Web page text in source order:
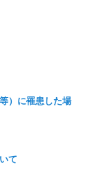
）に罹患した場
て